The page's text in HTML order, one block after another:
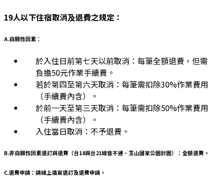
19人以下住宿取消及退費之規定：
A.自願性因素：
於入住日前第七天以前取消：每筆全額退費，但需
負擔50元作業手續費。
若於第四至第六天取消：每筆需扣除30%作業費用
（手續費內含）。
於前一天至第三天取消：每筆需扣除50%作業費用
（手續費內含）。
入住當日取消：不予退費。
B.非自願性因素退訂與退費（台18與台21線皆不通、玉山國家公園封園）：全額退費。
C.退費申請：請線上填寫退訂及退費申請。